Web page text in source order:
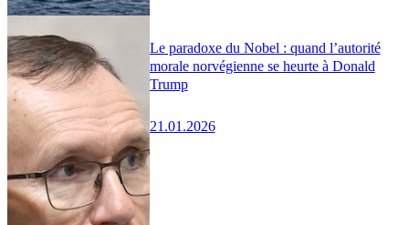
Le paradoxe du Nobel : quand l’autorité
morale norvégienne se heurte à Donald
Trump
21.01.2026